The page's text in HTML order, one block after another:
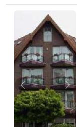
Zurück